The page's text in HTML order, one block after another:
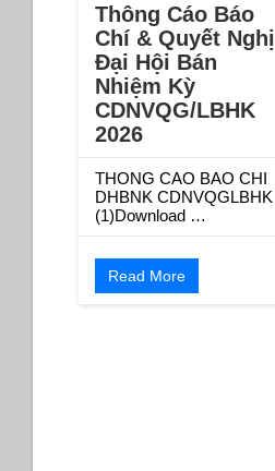
Thông Cáo Báo
Chí & Quyết Nghị
Đại Hội Bán
Nhiệm Kỳ
CDNVQG/LBHK
2026
THONG CAO BAO CHI
DHBNK CDNVQGLBHK
(1)Download …
Read More